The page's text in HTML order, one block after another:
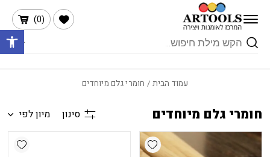
Skip to Content
Products
search
(
0
)
הרשימה שלי
עמוד הבית / חומרי גלם מיוחדים
חומרי גלם מיוחדים סינון מיון לפי
Add wishlist
בחזרה למעלה